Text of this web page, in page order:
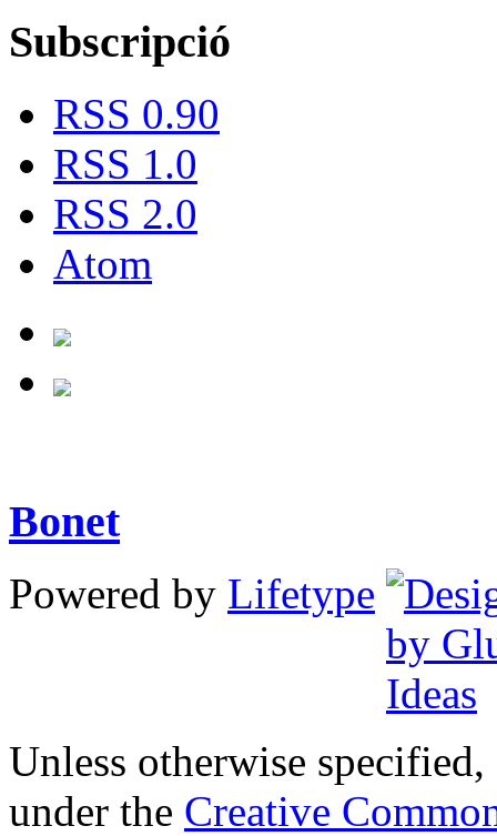
Subscripció
RSS 0.90
RSS 1.0
RSS 2.0
Atom
Bonet
Powered by Lifetype
Unless otherwise
under the Creative